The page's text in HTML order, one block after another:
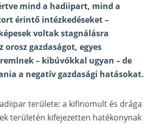
mind a hadiipart, mind a
érintő intézkedéseket –
voltak stagnálásra
orosz gazdaságot, egyes
– kibúvókkal ugyan – de
a negatív gazdasági hatásokat.
területe: a kifinomult és drága
területén kifejezetten hatékonynak